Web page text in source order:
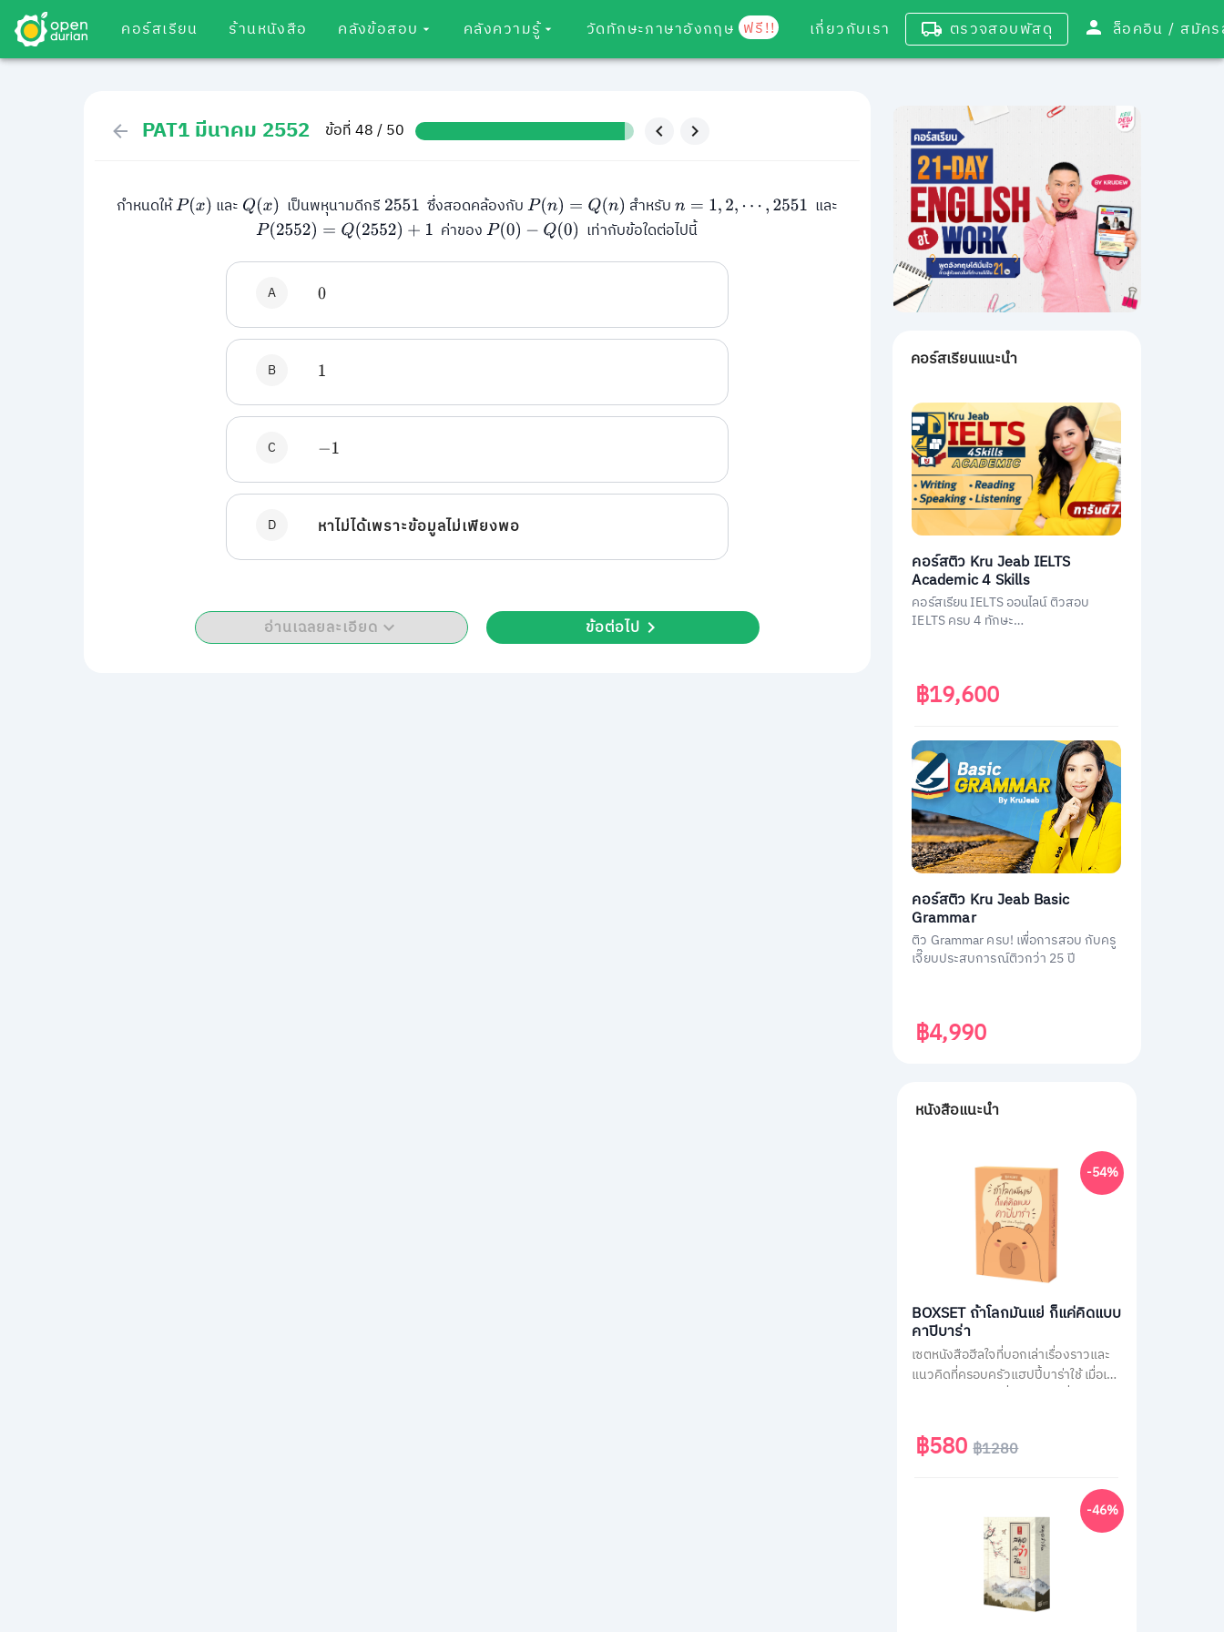
คอร์สเรียน ร้านหนังสือ คลังข้อสอบ คลังความรู้ วัดทักษะภาษาอังกฤษ ฟรี!! เกี่ยวกับเรา ตรวจสอบพัสดุ ล็อคอิน /
PAT1 มีนาคม 2552 ข้อที่ 48 / 50
กำหนดให้P(x) และ Q(x) เป็นพหุนามดีกรี 2551 ซึ่งสอดคล้องกับP(n)=Q(n ) สำหรับn=1, 2,⋯,2551
และ
P(2552)= Q(2552)+1 ค่าของP(0)− Q(0) เท่ากับข้อใดต่อไปนี้
A 0
B 1
C −1
D หาไม่ได้เพราะข้อมูลไม่เพียงพอ
อ่านเฉลยละเอียด ข้อต่อไป
คอร์สเรียนแนะนำ
คอร์สติว Kru Jeab IELTS
Academic 4 Skills
คอร์สเรียน IELTS ออนไลน์ ติวสอบ
IELTS ครบ 4 ทักษะ
฿19,600
คอร์สติว Kru Jeab Basic
Grammar
ติว Grammar ครบ! เพื่อการสอบ กับครู
เจี๊ยบประสบการณ์ติวกว่า 25 ปี
฿4,990
หนังสือแนะนำ
BOXSET ถ้าโลกมันแย่ ก็แค่คิดแบบ
คาปิบาร่า
เซตหนังสือฮีลใจที่บอกเล่าเรื่องราวและ
แนวคิดที่ครอบครัวแฮปปี้บาร่าใช้ เมื่อเจอ
เรื่องความรัก หรือเรื่องของสังคม รวม
กว่า 70 สถานการณ์ เพื่อเปลี่ยนมุมมอง
พร้อมของแถมสุดน่ารักแบบจัดเต็มทั้ง
สติกเกอร์ และที่คั่นคาปิบาร่า
-54%
฿580฿1280
-46%